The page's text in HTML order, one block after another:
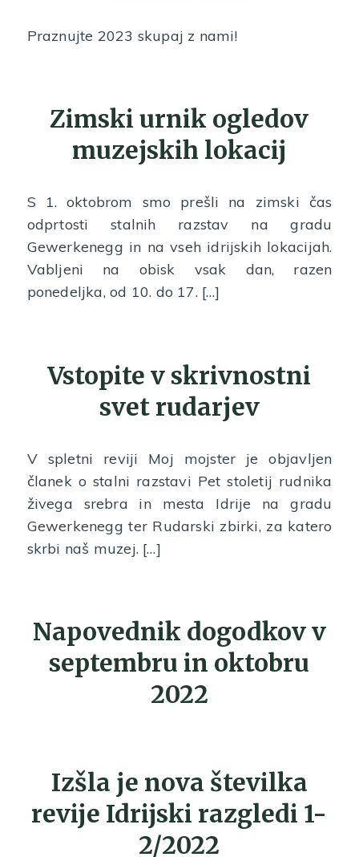
Praznujte 2023 skupaj z nami!
Zimski urnik ogledov
muzejskih lokacij
S 1. oktobrom smo prešli na zimski čas
odprtosti stalnih razstav na gradu
Gewerkenegg in na vseh idrijskih lokacijah.
Vabljeni na obisk vsak dan, razen
ponedeljka, od 10. do 17. […]
Vstopite v skrivnostni
svet rudarjev
V spletni reviji Moj mojster je objavljen
članek o stalni razstavi Pet stoletij rudnika
živega srebra in mesta Idrije na gradu
Gewerkenegg ter Rudarski zbirki, za katero
skrbi naš muzej. […]
Napovednik dogodkov v
septembru in oktobru
2022
Izšla je nova številka
revije Idrijski razgledi 1-
2/2022